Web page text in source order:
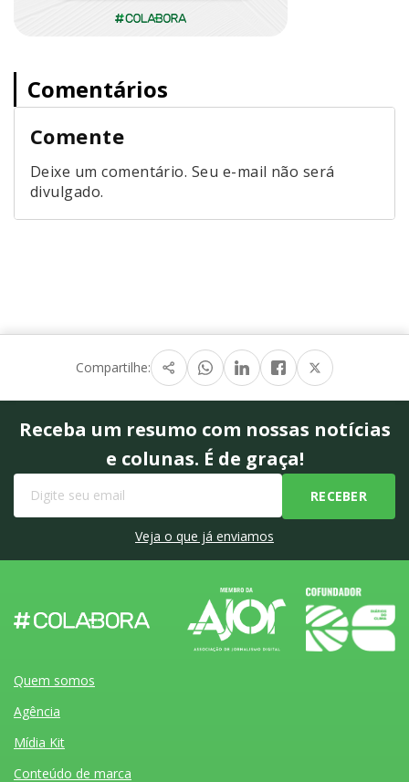
Comentários
Comente
Deixe um comentário. Seu e-mail não será
divulgado.
Compartilhe:
Receba um resumo com nossas notícias
e colunas. É de graça!
Veja o que já enviamos
Quem somos
Agência
Mídia Kit
Conteúdo de marca